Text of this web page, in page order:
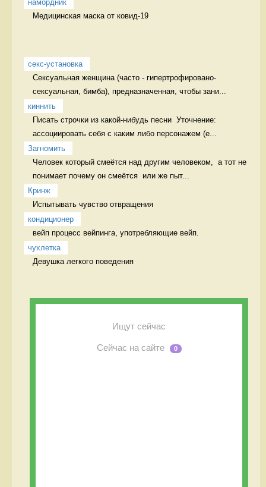
намордник
Медицинская маска от ковид-19
секс-установка
Сексуальная женщина (часто - гипертрофировано-
сексуальная, бимба), предназначенная, чтобы зани...
киннить
Писать строчки из какой-нибудь песни  Уточнение:
ассоциировать себя с каким либо персонажем (е...
Загномить
Человек который смеётся над другим человеком,  а тот не
понимает почему он смеётся  или же пыт...
Кринж
Испытывать чувство отвращения
кондиционер
вейп процесс вейпинга, употребляющие вейп.
чухлетка
Девушка легкого поведения
Ищут сейчас
Сейчас на сайте 0